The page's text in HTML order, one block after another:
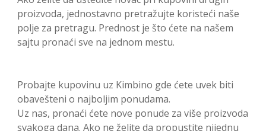
proizvoda, jednostavno pretražujte koristeći naše
polje za pretragu. Prednost je što ćete na našem
sajtu pronaći sve na jednom mestu.
Probajte kupovinu uz Kimbino gde ćete uvek biti
obavešteni o najboljim ponudama.
Uz nas, pronaći ćete nove ponude za više proizvoda
svakoga dana. Ako ne želite da propustite nijednu